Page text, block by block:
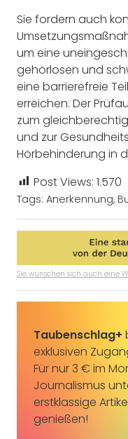
Sie fordern auch
um eine
gehörlosen und
eine barrierefreie
erreichen. Der
zum
und zur
Hörbehinderung in
Post Views: 1.570
Tags: Anerkennung,
Sie wünschen sich auch eine
Taubenschlag+
exklusiven
Für nur 3 € im
Journalismus
erstklassige
genießen!